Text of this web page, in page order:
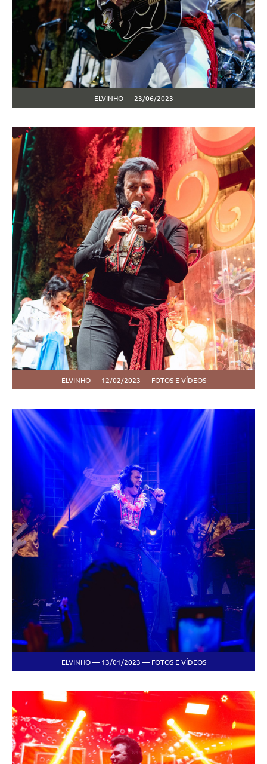
ELVINHO — 23/06/2023
ELVINHO — 12/02/2023 — FOTOS E VÍDEOS
ELVINHO — 13/01/2023 — FOTOS E VÍDEOS